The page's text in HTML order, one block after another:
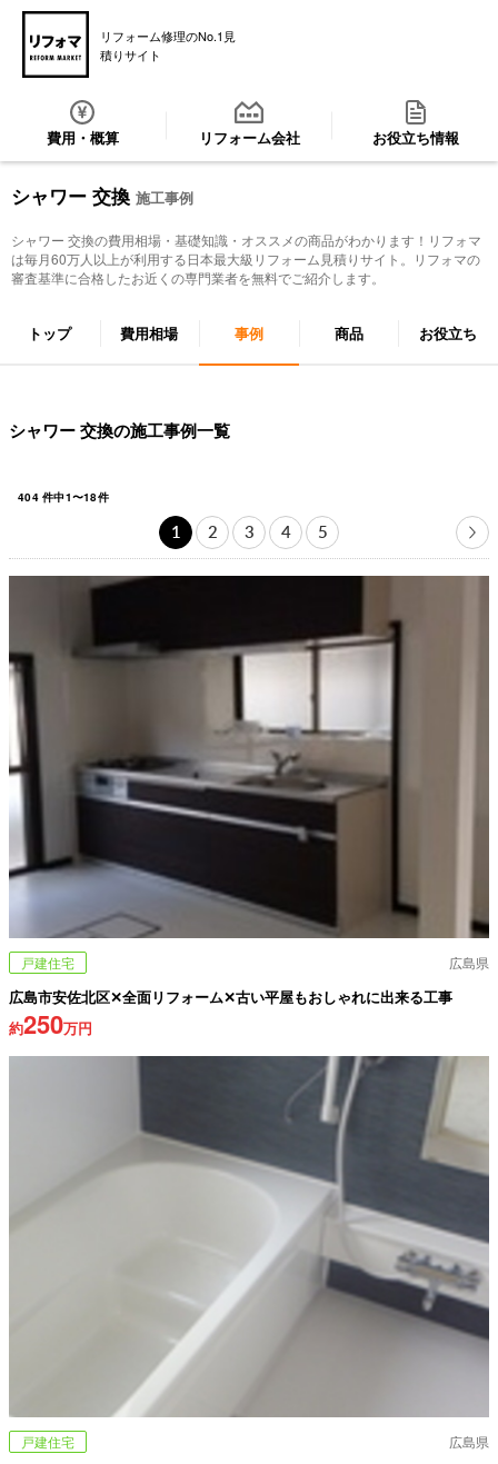
リフォーム修理のNo.1見
積りサイト
費用・概算 リフォーム会社 お役立ち情報
シャワー 交換 施工事例
シャワー 交換の費用相場・基礎知識・オススメの商品がわかります！リフォマ
は毎月60万人以上が利用する日本最大級リフォーム見積りサイト。リフォマの
審査基準に合格したお近くの専門業者を無料でご紹介します。
トップ 費用相場 事例 商品 お役立ち
シャワー 交換の施工事例一覧
404件中1〜18件
1 2 3 4 5
戸建住宅 広島県
広島市安佐北区✕全面リフォーム✕古い平屋もおしゃれに出来る工事
約250万円
戸建住宅 広島県